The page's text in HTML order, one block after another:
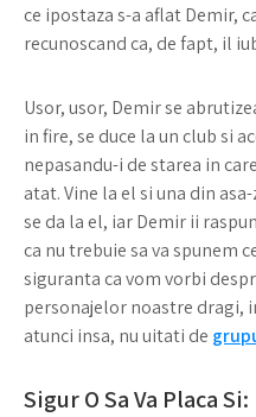
ce ipostaza s-a aflat Demir,
recunoscand ca, de fapt, il
Usor, usor, Demir se
in fire, se duce la un club si
nepasandu-i de starea in
atat. Vine la el si una din
se da la el, iar Demir ii
ca nu trebuie sa va spunem
siguranta ca vom vorbi
personajelor noastre dragi,
atunci insa, nu uitati de
Sigur O Sa Va Placa Si: